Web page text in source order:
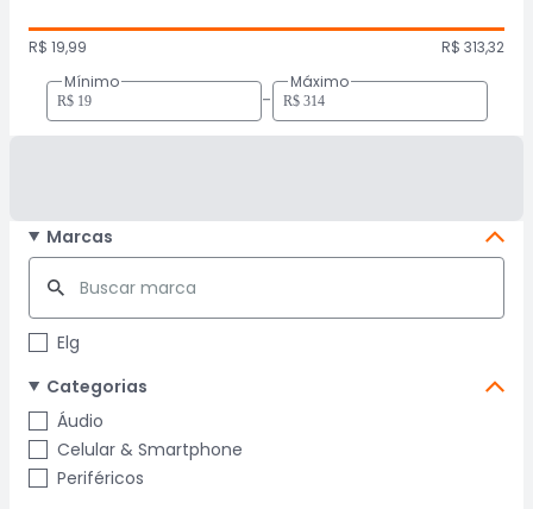
R$ 19,99
R$ 313,32
Mínimo
-
Máximo
Marcas
Elg
Categorias
Áudio
Celular & Smartphone
Periféricos